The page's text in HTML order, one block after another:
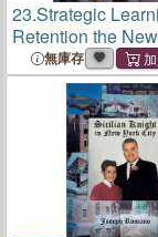
23.Strategic
Retention the New
Inclass/Virtual
Learning Model:
Panacea to Brain-
Learning!
Responsive Practi
無庫存